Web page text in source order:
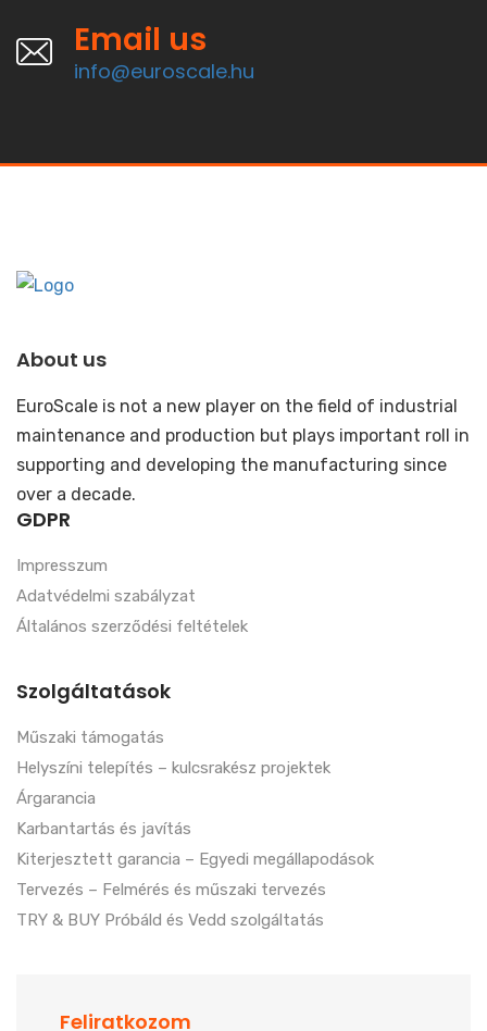
Email us
info@euroscale.hu
About us
EuroScale is not a new player on the field of industrial
maintenance and production but plays important roll in
supporting and developing the manufacturing since
over a decade.
GDPR
Impresszum
Adatvédelmi szabályzat
Általános szerződési feltételek
Szolgáltatások
Műszaki támogatás
Helyszíni telepítés – kulcsrakész projektek
Árgarancia
Karbantartás és javítás
Kiterjesztett garancia – Egyedi megállapodások
Tervezés – Felmérés és műszaki tervezés
TRY & BUY Próbáld és Vedd szolgáltatás
Feliratkozom